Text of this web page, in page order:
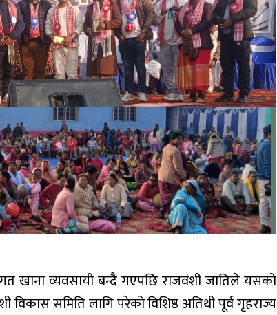
खाना व्यवसायी बन्दै गएपछि राजवंशी जातिले यसको
विकास समिति लागि परेको विशिष्ठ अतिथी पूर्व गृहराज्य